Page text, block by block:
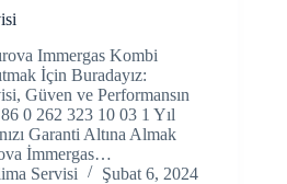
Immergas Kombi
İçin Buradayız:
Güven ve Performansın
0 262 323 10 03 1 Yıl
Garanti Altına Almak
İmmergas…
Servisi
Şubat 6, 2024